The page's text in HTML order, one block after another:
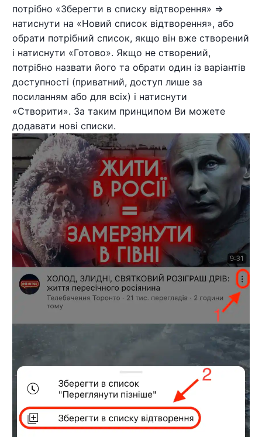
потрібно «Зберегти в списку відтворення» =>
натиснути на «Новий список відтворення», або
обрати потрібний список, якщо він вже створений
і натиснути «Готово». Якщо не створений,
потрібно назвати його та обрати один із варіантів
доступності (приватний, доступ лише за
посиланням або для всіх) і натиснути
«Створити». За таким принципом Ви можете
додавати нові списки.